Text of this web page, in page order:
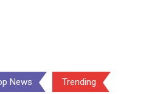
News Trending